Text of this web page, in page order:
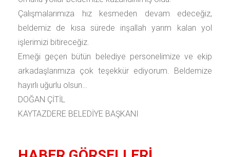
Çalışmalarımıza hız kesmeden devam edeceğiz,
beldemiz de kısa sürede inşallah yarım kalan yol
işlerimizi bitireceğiz.
Emeği geçen bütün belediye personelimize ve ekip
arkadaşlarımıza çok teşekkür ediyorum. Beldemize
hayırlı uğurlu olsun…
DOĞAN ÇİTİL
KAYTAZDERE BELEDİYE BAŞKANI